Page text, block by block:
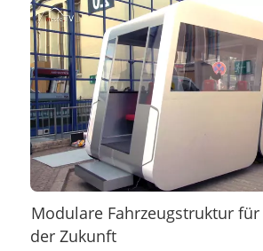
Modulare Fahrzeugstruktur
der Zukunft